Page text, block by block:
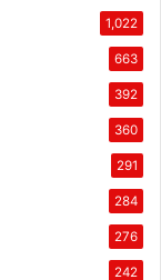
1,022
663
392
360
291
284
276
242